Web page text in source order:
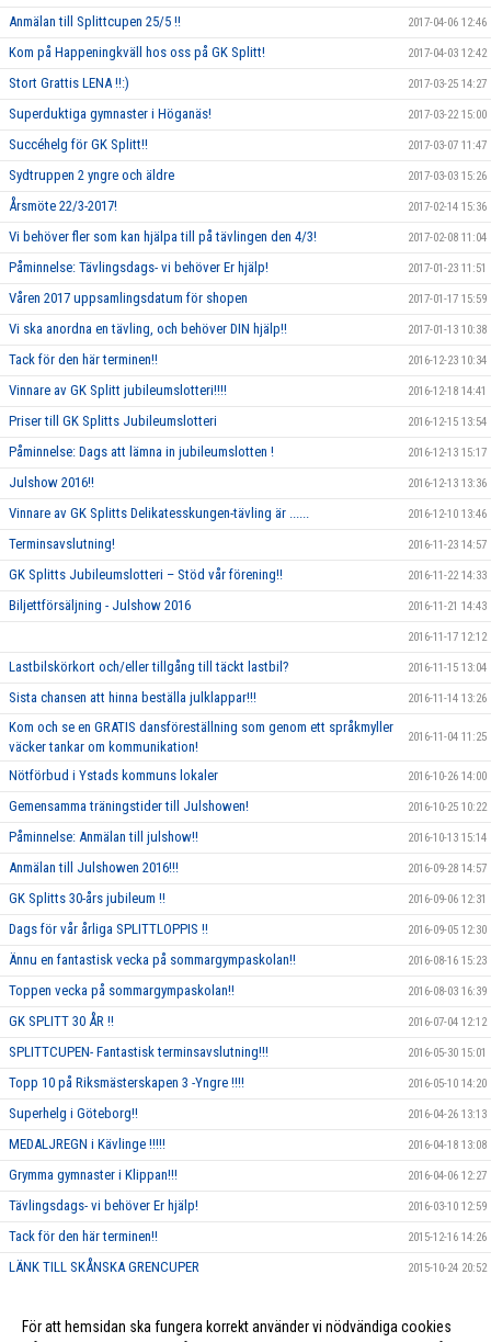
Anmälan till Splittcupen 25/5 !! 2017-04-06 12:46
Kom på Happeningkväll hos oss på GK Splitt! 2017-04-03 12:42
Stort Grattis LENA !!:) 2017-03-25 14:27
Superduktiga gymnaster i Höganäs! 2017-03-22 15:00
Succéhelg för GK Splitt!! 2017-03-07 11:47
Sydtruppen 2 yngre och äldre 2017-03-03 15:26
Årsmöte 22/3-2017! 2017-02-14 15:36
Vi behöver fler som kan hjälpa till på tävlingen den 4/3! 2017-02-08 11:04
Påminnelse: Tävlingsdags- vi behöver Er hjälp! 2017-01-23 11:51
Våren 2017 uppsamlingsdatum för shopen 2017-01-17 15:59
Vi ska anordna en tävling, och behöver DIN hjälp!! 2017-01-13 10:38
Tack för den här terminen!! 2016-12-23 10:34
Vinnare av GK Splitt jubileumslotteri!!!! 2016-12-18 14:41
Priser till GK Splitts Jubileumslotteri 2016-12-15 13:54
Påminnelse: Dags att lämna in jubileumslotten ! 2016-12-13 15:17
Julshow 2016!! 2016-12-13 13:36
Vinnare av GK Splitts Delikatesskungen-tävling är ...... 2016-12-10 13:46
Terminsavslutning! 2016-11-23 14:57
GK Splitts Jubileumslotteri – Stöd vår förening!! 2016-11-22 14:33
Biljettförsäljning - Julshow 2016 2016-11-21 14:43
2016-11-17 12:12
Lastbilskörkort och/eller tillgång till täckt lastbil? 2016-11-15 13:04
Sista chansen att hinna beställa julklappar!!! 2016-11-14 13:26
Kom och se en GRATIS dansföreställning som genom ett språkmyller
väcker tankar om kommunikation!
2016-11-04 11:25
Nötförbud i Ystads kommuns lokaler 2016-10-26 14:00
Gemensamma träningstider till Julshowen! 2016-10-25 10:22
Påminnelse: Anmälan till julshow!! 2016-10-13 15:14
Anmälan till Julshowen 2016!!! 2016-09-28 14:57
GK Splitts 30-års jubileum !! 2016-09-06 12:31
Dags för vår årliga SPLITTLOPPIS !! 2016-09-05 12:30
Ännu en fantastisk vecka på sommargympaskolan!! 2016-08-16 15:23
Toppen vecka på sommargympaskolan!! 2016-08-03 16:39
GK SPLITT 30 ÅR !! 2016-07-04 12:12
SPLITTCUPEN- Fantastisk terminsavslutning!!! 2016-05-30 15:01
Topp 10 på Riksmästerskapen 3 -Yngre !!!! 2016-05-10 14:20
Superhelg i Göteborg!! 2016-04-26 13:13
MEDALJREGN i Kävlinge !!!!! 2016-04-18 13:08
Grymma gymnaster i Klippan!!! 2016-04-06 12:27
Tävlingsdags- vi behöver Er hjälp! 2016-03-10 12:59
Tack för den här terminen!! 2015-12-16 14:26
LÄNK TILL SKÅNSKA GRENCUPER 2015-10-24 20:52
Vi ska annordna en tävling, och behöver DIN hjälp!! 2015-09-10 13:26
För att hemsidan ska fungera korrekt använder vi nödvändiga cookies